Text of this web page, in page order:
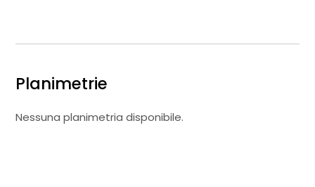
Planimetrie
Nessuna planimetria disponibile.